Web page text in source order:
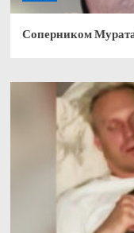
Соперником